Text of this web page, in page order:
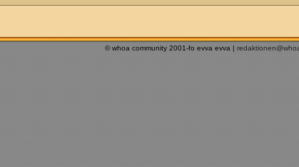
© whoa community 2001-fo evva evva |